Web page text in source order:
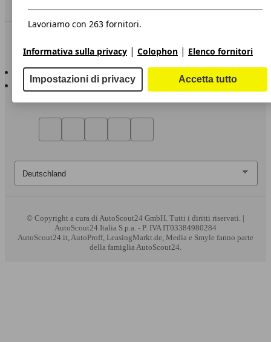
AutoScout24 per iOS
AutoScout24 per Android
© Copyright a cura di AutoScout24 GmbH. Tutti i diritti riservati. |
AutoScout24 Italia S.p.a. - P. IVA IT03384980284
AutoScout24.it, AutoProff, LeasingMarkt.de, Media e Smyle fanno parte
della famiglia AutoScout24.
Lavoriamo con 263 fornitori.
Informativa sulla privacy | Colophon | Elenco fornitori
Impostazioni di privacy Accetta tutto